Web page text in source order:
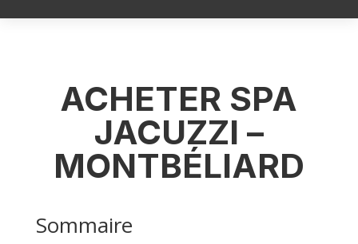
ACHETER SPA
JACUZZI –
MONTBÉLIARD
Sommaire